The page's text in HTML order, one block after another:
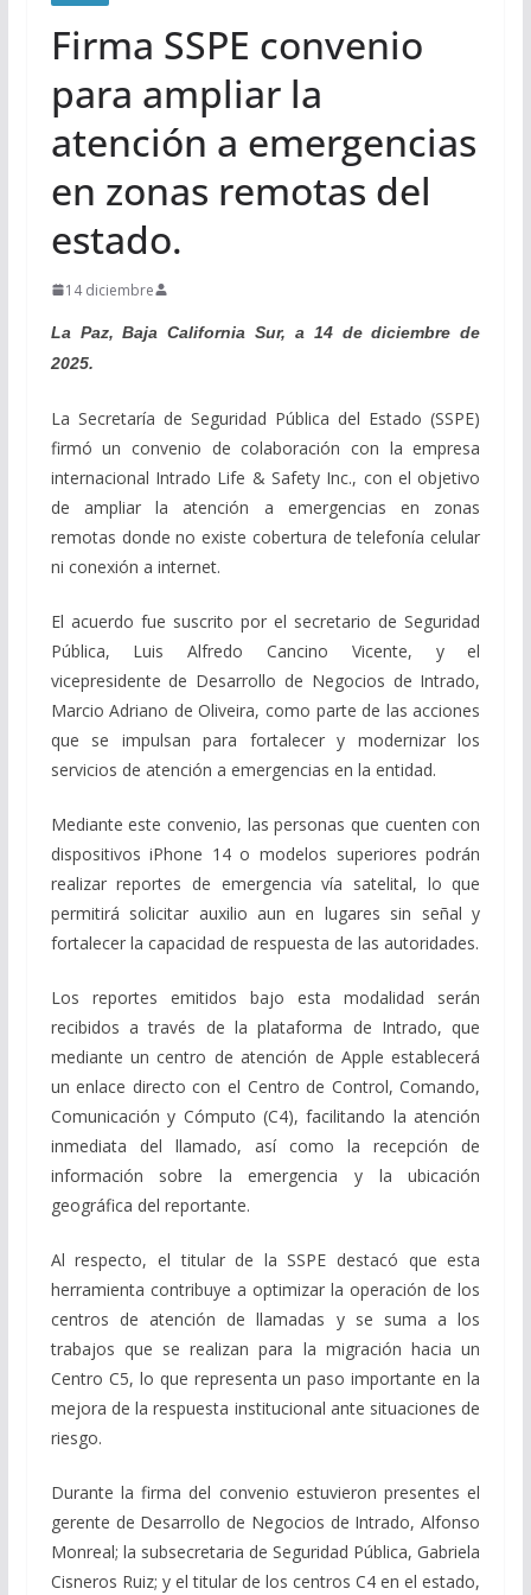
Firma SSPE convenio
para ampliar la
atención a emergencias
en zonas remotas del
estado.
14 diciembre
La Paz, Baja California Sur, a 14 de diciembre de
2025.
La Secretaría de Seguridad Pública del Estado (SSPE)
firmó un convenio de colaboración con la empresa
internacional Intrado Life & Safety Inc., con el objetivo
de ampliar la atención a emergencias en zonas
remotas donde no existe cobertura de telefonía celular
ni conexión a internet.
El acuerdo fue suscrito por el secretario de Seguridad
Pública, Luis Alfredo Cancino Vicente, y el
vicepresidente de Desarrollo de Negocios de Intrado,
Marcio Adriano de Oliveira, como parte de las acciones
que se impulsan para fortalecer y modernizar los
servicios de atención a emergencias en la entidad.
Mediante este convenio, las personas que cuenten con
dispositivos iPhone 14 o modelos superiores podrán
realizar reportes de emergencia vía satelital, lo que
permitirá solicitar auxilio aun en lugares sin señal y
fortalecer la capacidad de respuesta de las autoridades.
Los reportes emitidos bajo esta modalidad serán
recibidos a través de la plataforma de Intrado, que
mediante un centro de atención de Apple establecerá
un enlace directo con el Centro de Control, Comando,
Comunicación y Cómputo (C4), facilitando la atención
inmediata del llamado, así como la recepción de
información sobre la emergencia y la ubicación
geográfica del reportante.
Al respecto, el titular de la SSPE destacó que esta
herramienta contribuye a optimizar la operación de los
centros de atención de llamadas y se suma a los
trabajos que se realizan para la migración hacia un
Centro C5, lo que representa un paso importante en la
mejora de la respuesta institucional ante situaciones de
riesgo.
Durante la firma del convenio estuvieron presentes el
gerente de Desarrollo de Negocios de Intrado, Alfonso
Monreal; la subsecretaria de Seguridad Pública, Gabriela
Cisneros Ruiz; y el titular de los centros C4 en el estado,